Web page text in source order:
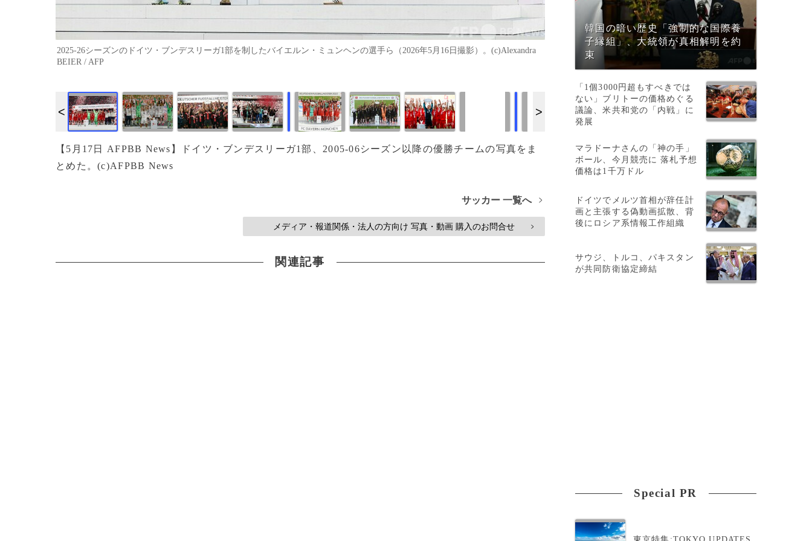
2025-26シーズンのドイツ・ブンデスリーガ1部を制したバイエルン・ミュンヘンの選手ら（2026年5月16日撮影）。(c)Alexandra
BEIER / AFP
画像作成中 画像作成中 画像作成中 画像作成中
【5月17日 AFPBB News】ドイツ・ブンデスリーガ1部、2005-06シーズン以降の優勝チームの写真をま
とめた。(c)AFPBB News
サッカー 一覧へ >
メディア・報道関係・法人の方向け 写真・動画 購入のお問合せ >
関連記事
韓国の暗い歴史「強制的な国際養
子縁組」、大統領が真相解明を約
束
「1個3000円超もすべきでは
ない」ブリトーの価格めぐる
議論、米共和党の「内戦」に
発展
マラドーナさんの「神の手」
ボール、今月競売に 落札予想
価格は1千万ドル
ドイツでメルツ首相が辞任計
画と主張する偽動画拡散、背
後にロシア系情報工作組織
サウジ、トルコ、パキスタン
が共同防衛協定締結
Special PR
東京特集:TOKYO UPDATES